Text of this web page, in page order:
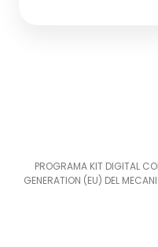
PROGRAMA KIT DIGITAL
GENERATION (EU) DEL